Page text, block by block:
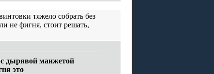
тяжело собрать без
не фигня, стоит решать,
дырявой манжетой
это